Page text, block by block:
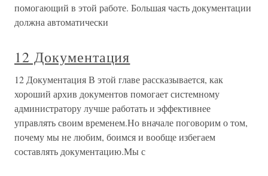
помогающий в этой работе. Большая часть документации
должна автоматически
12 Документация
12 Документация В этой главе рассказывается, как
хороший архив документов помогает системному
администратору лучше работать и эффективнее
управлять своим временем.Но вначале поговорим о том,
почему мы не любим, боимся и вообще избегаем
составлять документацию.Мы с